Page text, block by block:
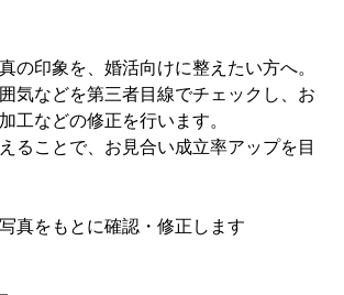
の印象を、婚活向けに整えたい方へ。
気などを第三者目線でチェックし、お
工などの修正を行います。
ることで、お見合い成立率アップを目
真をもとに確認・修正します